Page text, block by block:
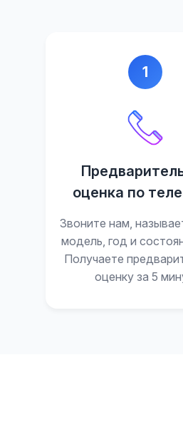
1
оценка по
Звоните нам,
модель, год и
Получаете
оценку за 5